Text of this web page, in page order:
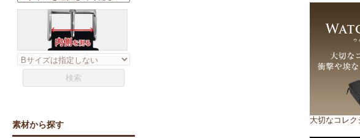
素材から探す 大切なコレク